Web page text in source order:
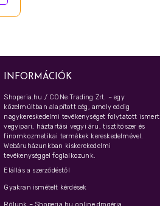
INFORMÁCIÓK
Shoperia.hu / CONe Trading Zrt. – egy
közelmúltban alapított cég, amely eddig
nagykereskedelmi tevékenységet folytatott ismert
vegyipari, háztartási vegyi áru, tisztítószer és
finomkozmetikai termékek kereskedelmével.
Webáruházunkban kiskerekedelmi
tevékenységgel foglalkozunk.
Elállás a szerződéstől
Gyakran ismételt kérdések
Rólunk – Shoperia.hu online drogéria